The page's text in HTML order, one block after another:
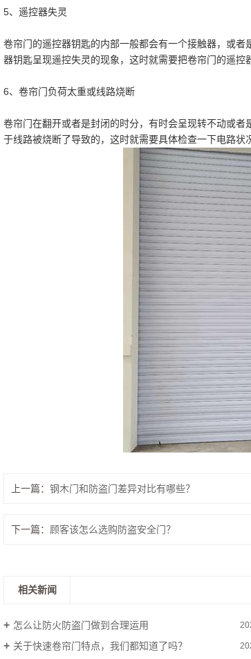
肯德基门
铝艺门.围栏
5、遥控器失灵
卷帘门的遥控器钥匙的内部一般都会有一个接触器，或
器钥匙呈现遥控失灵的现象，这时就需要把卷帘门的遥控
6、卷帘门负荷太重或线路烧断
卷帘门在翻开或者是封闭的时分，有时会呈现转不动或
于线路被烧断了导致的，这时就需要具体检查一下电路状
上一篇： 钢木门和防盗门差异对比有哪些？
下一篇： 顾客该怎么选购防盗安全门？
相关新闻
怎么让防火防盗门做到合理运用
关于快速卷帘门特点，我们都知道了吗？